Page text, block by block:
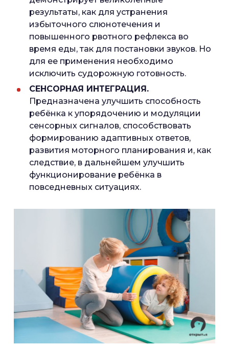
результаты, как для устранения
избыточного слюнотечения и
повышенного рвотного рефлекса во
время еды, так для постановки звуков. Но
для ее применения необходимо
исключить судорожную готовность.
СЕНСОРНАЯ ИНТЕГРАЦИЯ.
Предназначена улучшить способность
ребёнка к упорядочению и модуляции
сенсорных сигналов, способствовать
формированию адаптивных ответов,
развития моторного планирования и, как
следствие, в дальнейшем улучшить
функционирование ребёнка в
повседневных ситуациях.